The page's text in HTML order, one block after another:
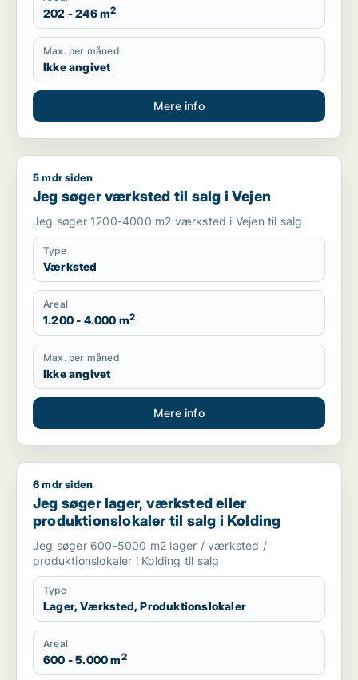
202 - 246 m2
Max. per måned
Ikke angivet
Mere info
Jeg søger værksted til salg i Vejen
5 mdr siden
Jeg søger værksted til salg i Vejen
Jeg søger 1200-4000 m2 værksted i Vejen til salg
Type
Værksted
Areal
1.200 - 4.000 m2
Max. per måned
Ikke angivet
Mere info
Jeg søger lager, værksted eller produktionslokaler til salg i
6 mdr siden
Jeg søger lager, værksted eller
produktionslokaler til salg i Kolding
Jeg søger 600-5000 m2 lager / værksted /
produktionslokaler i Kolding til salg
Type
Lager, Værksted, Produktionslokaler
Areal
600 - 5.000 m2